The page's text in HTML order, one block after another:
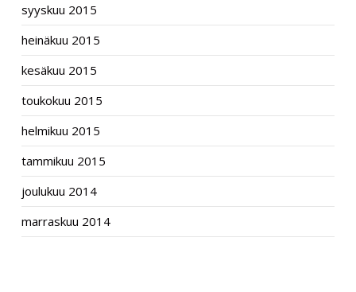
syyskuu 2015
heinäkuu 2015
kesäkuu 2015
toukokuu 2015
helmikuu 2015
tammikuu 2015
joulukuu 2014
marraskuu 2014